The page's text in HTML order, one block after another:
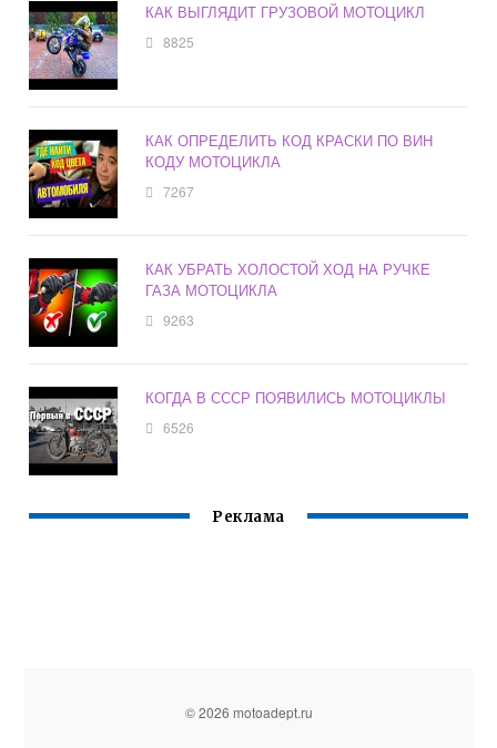
КАК ВЫГЛЯДИТ ГРУЗОВОЙ МОТОЦИКЛ
8825
КАК ОПРЕДЕЛИТЬ КОД КРАСКИ ПО ВИН
КОДУ МОТОЦИКЛА
7267
КАК УБРАТЬ ХОЛОСТОЙ ХОД НА РУЧКЕ
ГАЗА МОТОЦИКЛА
9263
КОГДА В СССР ПОЯВИЛИСЬ МОТОЦИКЛЫ
6526
Реклама
© 2026 motoadept.ru